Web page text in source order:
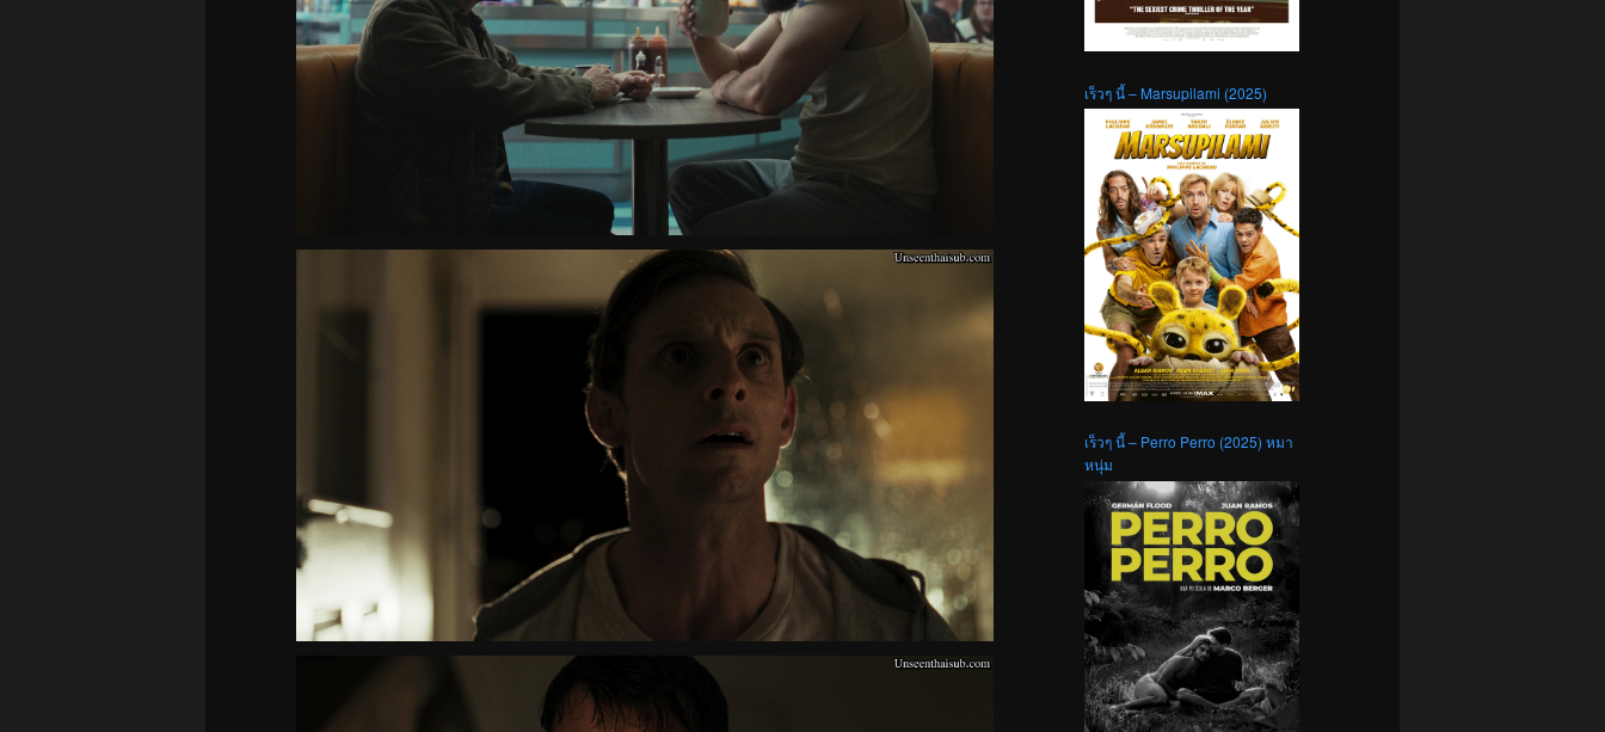
เร็วๆ นี้ – Marsupilami (2025)
เร็วๆ นี้ – Perro Perro (2025) หมา
หนุ่ม